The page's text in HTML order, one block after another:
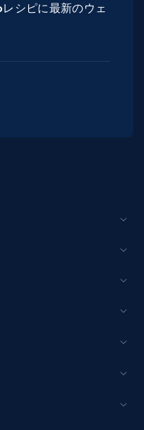
シピに最新のウェ